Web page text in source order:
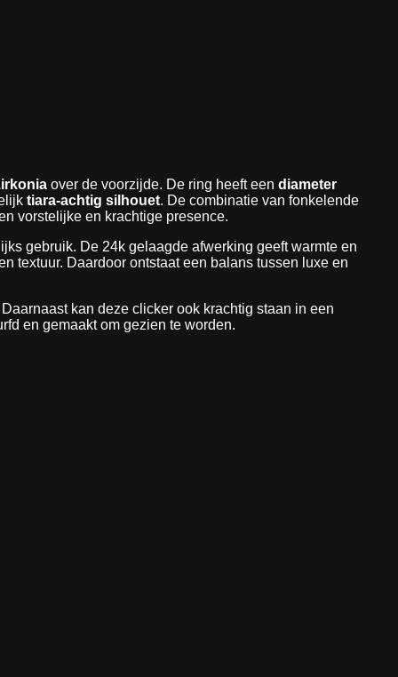
over de voorzijde. De ring heeft een diameter
tiara-achtig silhouet. De combinatie van fonkelende
vorstelijke en krachtige presence.
gebruik. De 24k gelaagde afwerking geeft warmte en
textuur. Daardoor ontstaat een balans tussen luxe en
kan deze clicker ook krachtig staan in een
en gemaakt om gezien te worden.